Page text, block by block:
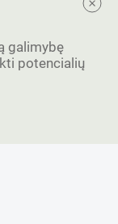
galimybę
potencialių